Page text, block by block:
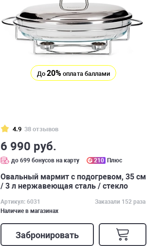
До20% оплата баллами
4.9 38 отзывов
6 990 руб.
до 699 бонусов на карту 210 Плюс
Овальный мармит с подогревом, 35 см
/ 3 л нержавеющая сталь / стекло
Артикул: 6031
Заказали 152 раза
Наличие в магазинах
Забронировать